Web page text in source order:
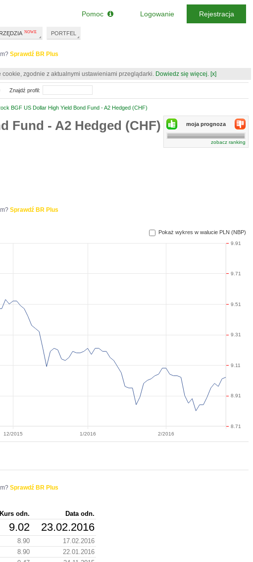
Sprawdź BR Plus
zgodnie z aktualnymi ustawieniami przeglądarki. Dowiedz się więcej. [x]
BGF US Dollar High Yield Bond Fund - A2 Hedged (CHF)
Fund - A2 Hedged (CHF)
moja prognoza
zobacz ranking
Sprawdź BR Plus
Pokaż wykres w walucie PLN (NBP)
12/2015 1/2016 2/2016
8.71
8.91
9.11
9.31
9.51
9.71
9.91
Sprawdź BR Plus
Kurs odn.
Data odn.
9.02 23.02.2016
8.90
17.02.2016
8.90
22.01.2016
Znajdź profil:
PORTFEL
Pomoc Logowanie Rejestracja